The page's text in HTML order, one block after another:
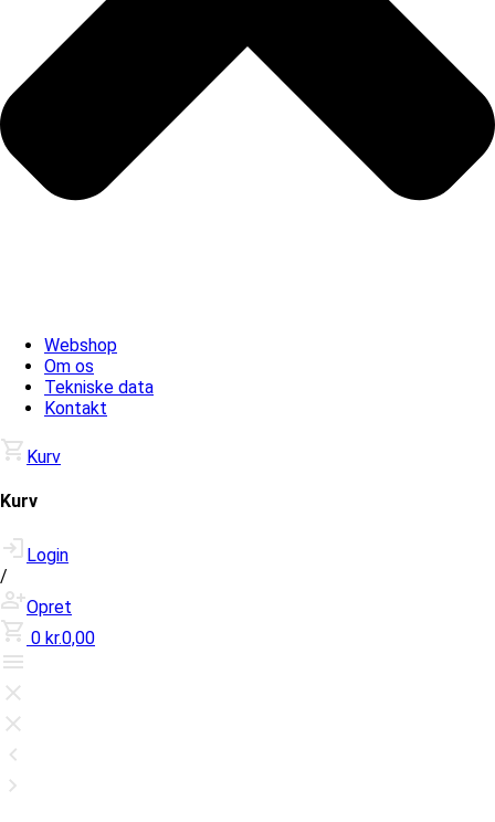
Webshop
Om os
Tekniske data
Kontakt
Kurv
Kurv
Login
/
Opret
0 kr.0,00